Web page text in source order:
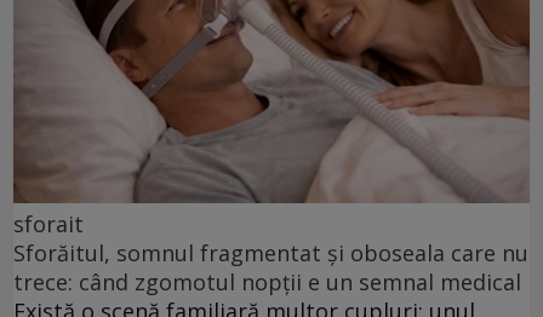
sforait
Sforăitul, somnul fragmentat și oboseala care nu
trece: când zgomotul nopții e un semnal medical
Există o scenă familiară multor cupluri: unul